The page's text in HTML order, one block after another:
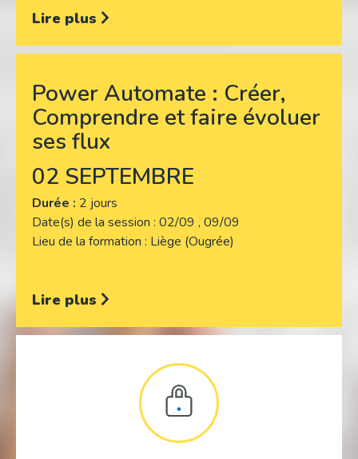
Lire plus
Power Automate : Créer,
Comprendre et faire évoluer
ses flux
02 SEPTEMBRE
Durée : 2 jours
Date(s) de la session 02/09 , 09/09
Lieu de la formation Liège (Ougrée)
Lire plus